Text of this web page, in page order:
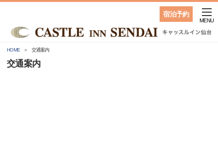
宿泊予約
MENU
HOME 交通案内
交通案内